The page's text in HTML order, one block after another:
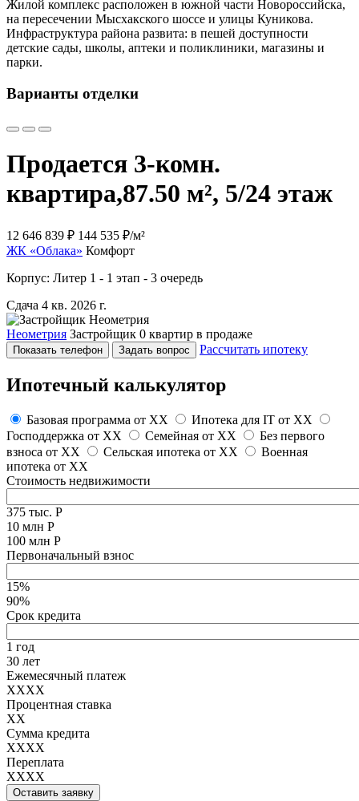
Жилой комплекс расположен в южной части Новороссийска,
на пересечении Мысхакского шоссе и улицы Куникова.
Инфраструктура района развита: в пешей доступности
детские сады, школы, аптеки и поликлиники, магазины и
парки.
Варианты отделки
Продается 3-комн.
квартира,87.50 м², 5/24 этаж
12 646 839 ₽ 144 535 ₽/м²
ЖК «Облака» Комфорт
Корпус: Литер 1 - 1 этап - 3 очередь
Сдача 4 кв. 2026 г.
Неометрия Застройщик 0 квартир в продаже
Показать телефон Задать вопрос Рассчитать ипотеку
Ипотечный калькулятор
Базовая программа от XX Ипотека для IT от XX
Господдержка от XX Семейная от XX
Без первого
взноса от XX Сельская ипотека от XX
Военная
ипотека от XX
Стоимость недвижимости
375 тыс. Р
10 млн Р
100 млн Р
Первоначальный взнос
15%
90%
Срок кредита
1 год
30 лет
Ежемесячный платеж
XXXX
Процентная ставка
XX
Сумма кредита
XXXX
Переплата
XXXX
Оставить заявку